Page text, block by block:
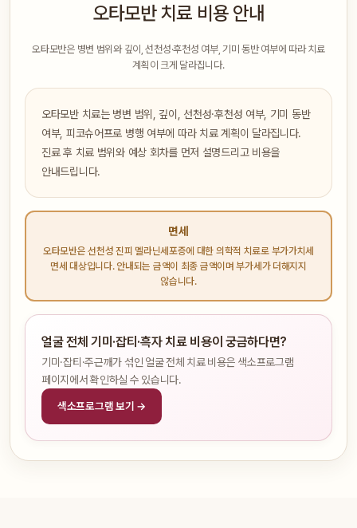
오타모반 치료 비용 안내
오타모반은 병변 범위와 깊이, 선천성·후천성 여부, 기미 동반 여부에 따라 치료
계획이 크게 달라집니다.
오타모반 치료는 병변 범위, 깊이, 선천성·후천성 여부, 기미 동반
여부, 피코슈어프로 병행 여부에 따라 치료 계획이 달라집니다.
진료 후 치료 범위와 예상 회차를 먼저 설명드리고 비용을
안내드립니다.
면세
오타모반은 선천성 진피 멜라닌세포증에 대한 의학적 치료로 부가가치세
면세 대상입니다. 안내되는 금액이 최종 금액이며 부가세가 더해지지
않습니다.
얼굴 전체 기미·잡티·흑자 치료 비용이 궁금하다면?
기미·잡티·주근깨가 섞인 얼굴 전체 치료 비용은 색소프로그램
페이지에서 확인하실 수 있습니다.
색소프로그램 보기 →